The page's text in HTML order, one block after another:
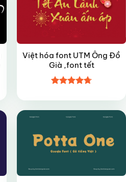
Việt hóa font UTM Ông Đồ
Già ,font tết
hạng4.75
sao